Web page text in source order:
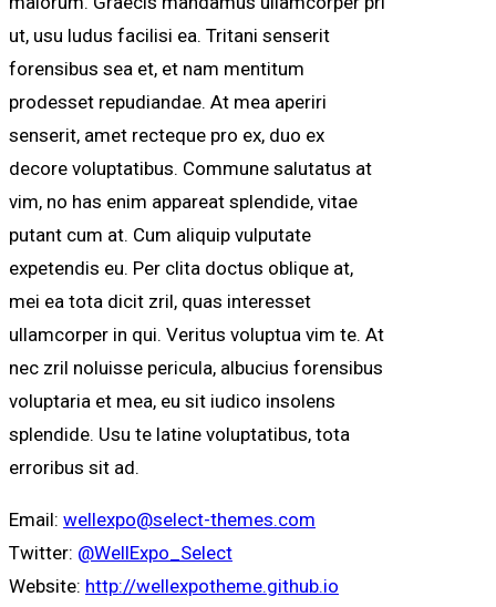
ut, usu ludus facilisi ea. Tritani senserit
forensibus sea et, et nam mentitum
prodesset repudiandae. At mea aperiri
senserit, amet recteque pro ex, duo ex
decore voluptatibus. Commune salutatus at
vim, no has enim appareat splendide, vitae
putant cum at. Cum aliquip vulputate
expetendis eu. Per clita doctus oblique at,
mei ea tota dicit zril, quas interesset
ullamcorper in qui. Veritus voluptua vim te. At
nec zril noluisse pericula, albucius forensibus
voluptaria et mea, eu sit iudico insolens
splendide. Usu te latine voluptatibus, tota
erroribus sit ad.
Email: wellexpo@select-themes.com
Twitter: @WellExpo_Select
Website: http://wellexpotheme.github.io